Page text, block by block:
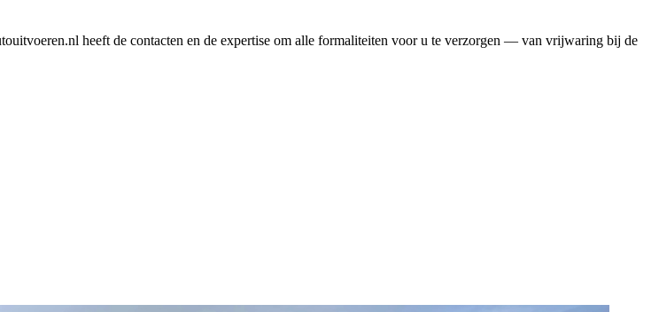
heeft de contacten en de expertise om alle formaliteiten voor u te verzorgen — van vrijwaring bij de